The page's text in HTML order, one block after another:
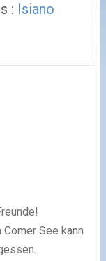
: Isiano
See kann